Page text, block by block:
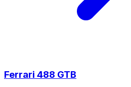
Ferrari 488 GTB